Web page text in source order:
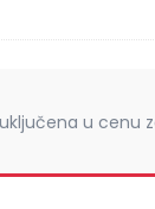
u cenu